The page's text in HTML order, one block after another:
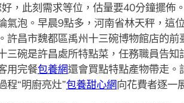
好，此刻需求等位，估量要40分鐘擺佈
氣泡。早晨9點多，河南省林天秤，這
許昌市魏都區禹州十三碗博物館店的
三碗是許昌處所特點菜，任務職員告
用完餐包養網還會買點特點產物帶走。
程“明廚亮灶”包養甜心網向花費者逐一